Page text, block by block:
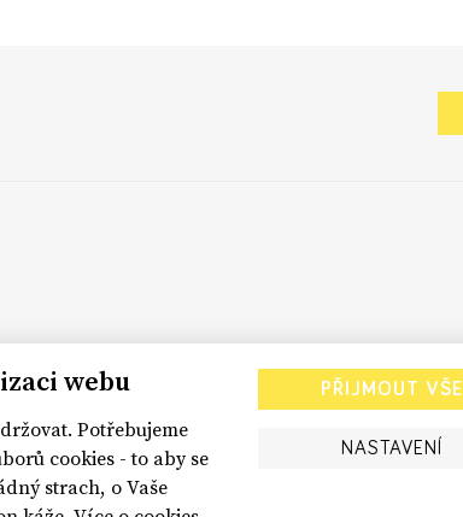
webu
Potřebujeme
cookies - to aby se
strach, o Vaše
PŘIJMOUT VŠE
NASTAVENÍ